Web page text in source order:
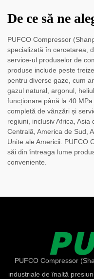
De ce să ne
PUFCO Compressor
specializată în cercetarea,
service-ul produselor de
produse include peste
pentru diverse gaze, cum
gazul natural, argonul,
funcționare până la 40
completă de vânzări și
regiuni, inclusiv Africa, Asia
Centrală, America de Sud,
Unite ale Americii. PUFCO
săi din întreaga lume
conveniente.
PUFCO Compressor
industriale de înaltă